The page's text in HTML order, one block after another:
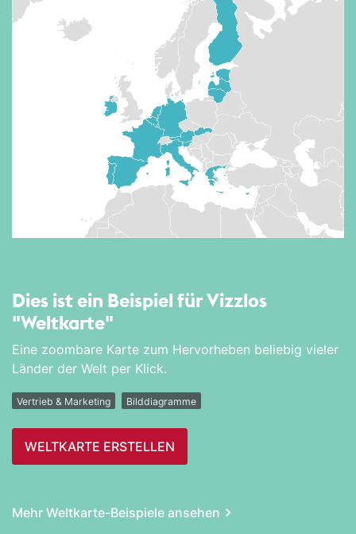
Dies ist ein Beispiel für Vizzlos
"Weltkarte"
Eine zoombare Karte zum Hervorheben beliebig vieler
Länder der Welt per Klick.
Vertrieb & Marketing Bilddiagramme
WELTKARTE ERSTELLEN
Mehr Weltkarte-Beispiele ansehen